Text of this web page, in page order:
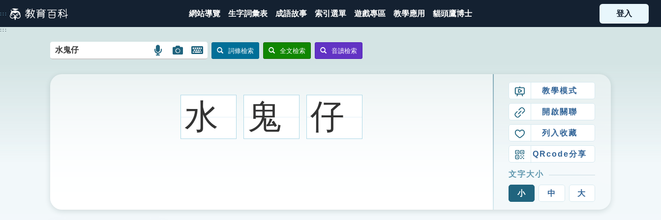
到
主
::: 網站導覽 生字詞彙表 成語故事 索引選單 遊戲專區 教學應用 貓頭鷹博士 登入
:::
語
搜
圖
搜
圖
開
鍵
圖
示
詞條檢索 全文檢索 音讀檢索
水 鬼 仔
教學模式
開啟關聯
列入收藏
QRcode分享
文字大小
小 中 大